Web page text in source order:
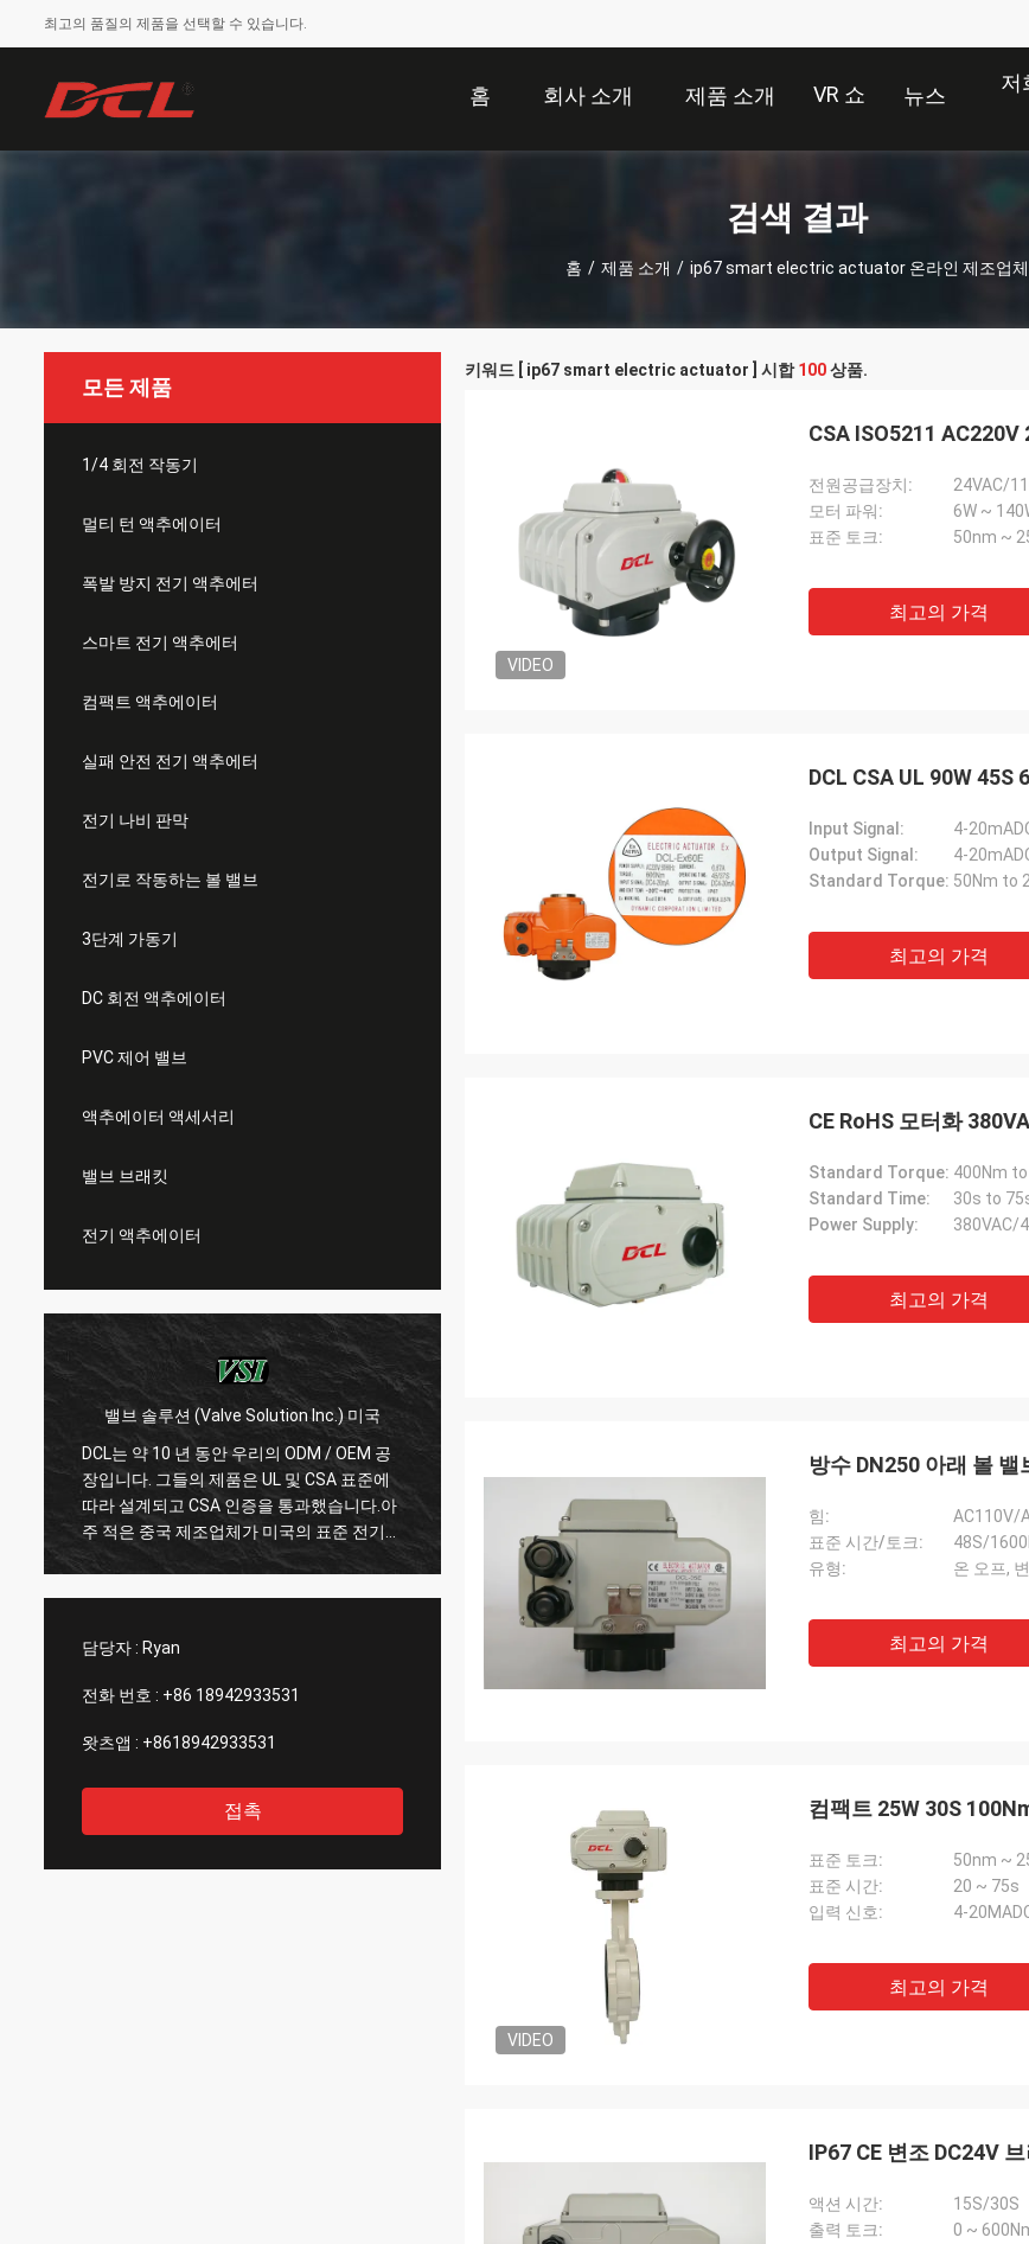
최고의 품질의 제품을 선택할 수 있습니다.
홈 회사 소개 제품 소개 VR 쇼 뉴스
저
검색 결과
홈 / 제품 소개 / ip67 smart electric actuator 온라인 제조업체
모든 제품
1/4 회전 작동기
멀티 턴 액추에이터
폭발 방지 전기 액추에터
스마트 전기 액추에터
컴팩트 액추에이터
실패 안전 전기 액추에터
전기 나비 판막
전기로 작동하는 볼 밸브
3단계 가동기
DC 회전 액추에이터
PVC 제어 밸브
액추에이터 액세서리
밸브 브래킷
전기 액추에이터
WESA Armaturen GmbH - 독일
DCL와 15년간의 협력을 통해 우리는 DCL의
제품에 매우 만족하고 있습니다. DCL는 품질
을 최우선으로 생각하고 직원들은 제품에 매
우 엄격합니다.그들은 항상 새로운 디자인을
확인하고 업그레이드하기 위해 많은 실험과
체입니다. 그들의 전기 액추에터는 냉각 압축
기의 가이드 플랜을 구동하는 데 사용됩니다.
우리의 중앙 에어컨은 DCL의 제품으로 전 세
계 HVAC에서 고객에게 서비스를 제공하고
있습니다그들은 지속적으로 매우 신뢰할 수
있는 제품과 매우 신속한 서비스를 제공하여
우리를 지원합니다.
담당자 : Ryan
전화 번호 : +86 18942933531
왓츠앱 : +8618942933531
접촉
키워드 [ ip67 smart electric actuator ] 시합100상품.
VIDEO
CSA ISO5211
전원공급장치:
24VAC/
모터 파워:
6W ~
표준 토크:
50nm ~
최고의 가격
DCL CSA UL 90W 45S
Input Signal:
4-
Output Signal:
4-
Standard Torque: 50Nm to
최고의 가격
CE RoHS 모터화
Standard Torque: 400Nm
Standard Time:
30s to
Power Supply:
380VAC/
최고의 가격
방수 DN250 아래 볼 밸
힘:
AC110V/
표준 시간/토크:
48S/
유형:
온 오프,
최고의 가격
VIDEO
컴팩트 25W 30S
표준 토크:
50nm ~
표준 시간:
20 ~ 75s
입력 신호:
4-
최고의 가격
IP67 CE 변조 DC24V
액션 시간:
15S/30S
출력 토크:
0 ~